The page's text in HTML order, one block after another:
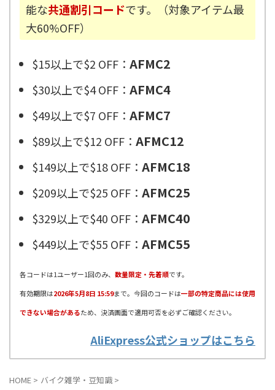
能な共通割引コードです。（対象アイテム最
大60%OFF）
$15以上で$2 OFF： AFMC2
$30以上で$4 OFF： AFMC4
$49以上で$7 OFF： AFMC7
$89以上で$12 OFF： AFMC12
$149以上で$18 OFF： AFMC18
$209以上で$25 OFF： AFMC25
$329以上で$40 OFF： AFMC40
$449以上で$55 OFF： AFMC55
各コードは1ユーザー1回のみ、 数量限定・先着順です。
有効期限は2026年5月8日 15:59まで。今回のコードは一部の特定商品には使用
できない場合があるため、決済画面で適用可否を必ずご確認ください。
AliExpress公式ショップはこちら
HOME > バイク雑学・豆知識 >